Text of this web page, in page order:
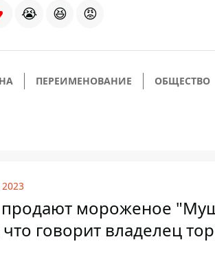
😭 😆 😡
ПЕРЕИМЕНОВАНИЕ ОБЩЕСТВО
2023
мороженое
говорит владелец